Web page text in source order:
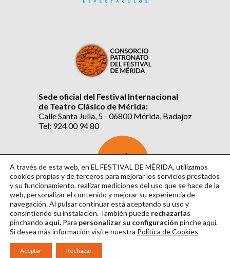
Sede oficial del Festival Internacional
de Teatro Clásico de Mérida:
Calle Santa Julia, 5 - 06800 Mérida, Badajoz
Tel: 924 00 94 80
SUSCRÍBETE
AL BOLETÍN
Aviso Legal|Política de Privacidad
|Webmaster: Axel Kacelnik
A través de esta web, en EL FESTIVAL DE MÉRIDA, utilizamos
cookies propias y de terceros para mejorar los servicios prestados
y su funcionamiento, realizar mediciones del uso que se hace de la
web, personalizar el contenido y mejorar su experiencia de
navegación. Al pulsar continuarestá aceptando su uso y
consintiendo su instalación. También puede rechazarlas
pinchando aquí. Para personalizar su configuración pincheaquí.
Si desea más información visite nuestra Política de Cookies
Aceptar Rechazar